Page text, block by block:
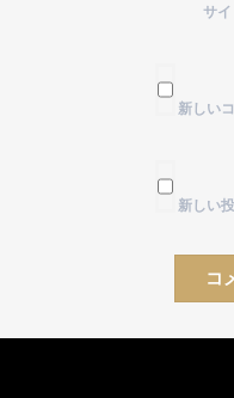
サイ
新しい
新しい